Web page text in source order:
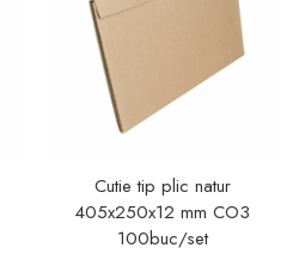
Cutie tip plic natur
405x250x12 mm CO3
100buc/set